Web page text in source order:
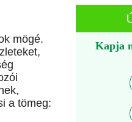
mögé.
a tömeg:
Kapja